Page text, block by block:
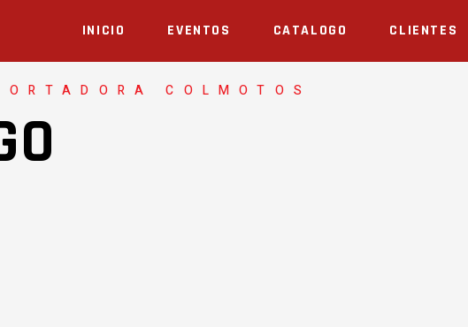
INICIO EVENTOS CATALOGO CLIENTES
COLMOTOS